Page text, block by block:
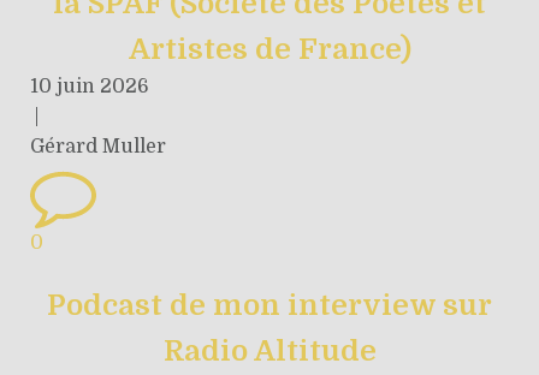
Artistes de France)
10 juin 2026
Gérard Muller
0
Podcast de mon interview sur
Radio Altitude